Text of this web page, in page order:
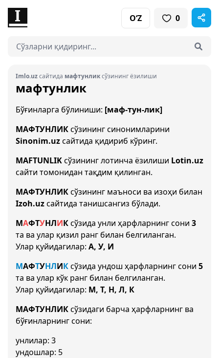
O‘Z 0
Imlo.uzсайтида мафтунликсўзининг ёзилиши
мафтунлик
Бўғинларга бўлиниши: [маф-тун-лик]
МАФТУНЛИКсўзининг синонимларини
Sinonim.uzсайтида қидириб кўринг.
MAFTUNLIKсўзининг лотинча ёзилиши Lotin.uz
сайти томонидан тақдим қилинган.
МАФТУНЛИКсўзининг маъноси ва изоҳи билан
Izoh.uzсайтида танишсангиз бўлади.
МАФТУНЛИКсўзида унли ҳарфларнинг сони 3
та ва улар қизил ранг билан белгиланган.
Улар қуйидагилар: А, У, И
МАФТУНЛИКсўзида ундош ҳарфларнинг сони 5
та ва улар кўк ранг билан белгиланган.
Улар қуйидагилар: М, Т, Н, Л, К
МАФТУНЛИКсўзидаги барча ҳарфларнинг ва
бўғинларнинг сони:
унлилар: 3
ундошлар: 5